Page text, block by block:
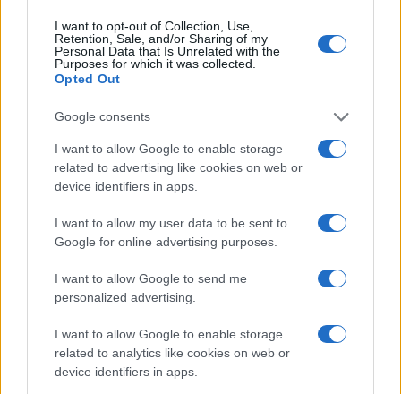
I want to opt-out of Collection, Use,
Retention, Sale, and/or Sharing of my
Personal Data that Is Unrelated with the
Purposes for which it was collected.
Opted Out
Google consents
I want to allow Google to enable storage
related to advertising like cookies on web or
device identifiers in apps.
I want to allow my user data to be sent to
Google for online advertising purposes.
I want to allow Google to send me
personalized advertising.
I want to allow Google to enable storage
related to analytics like cookies on web or
device identifiers in apps.
Cupra Raval: un eléctrico compacto con
carácter deportivo
Prueba y análisis del Cupra Raval: compacto, producido…
AUTOMOVIL